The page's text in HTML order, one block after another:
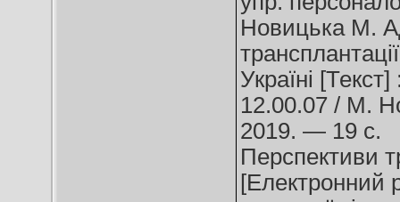
Новицька М.
Україні
12.00.07 / М.
2019. — 19 с.
Перспективи
[Електронний